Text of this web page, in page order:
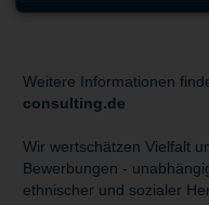
Weitere Informationen
consulting.de
Wir wertschätzen Vielfalt
Bewerbungen -
ethnischer und sozialer